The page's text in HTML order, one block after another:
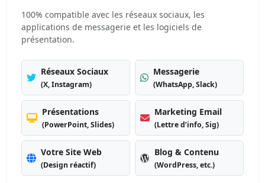
100% compatible avec les réseaux sociaux, les
applications de messagerie et les logiciels de
présentation.
Réseaux Sociaux
(X, Instagram)
Messagerie
(WhatsApp, Slack)
Présentations
(PowerPoint, Slides)
Marketing Email
(Lettre d’info, Sig)
Votre Site Web
(Design réactif)
Blog & Contenu
(WordPress, etc.)